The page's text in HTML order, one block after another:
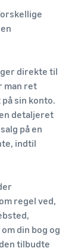
direkte til
man ret
sin konto.
detaljeret
på en
indtil
regel ved,
din bog og
tilbudte